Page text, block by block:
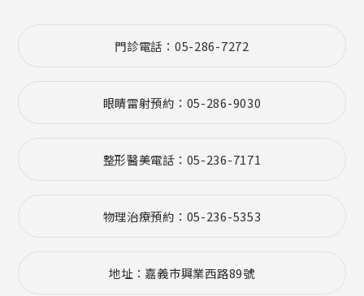
門診電話：05-286-7272
眼睛雷射預約：05-286-9030
整形醫美電話：05-236-7171
物理治療預約：05-236-5353
地址：嘉義市興業西路89號